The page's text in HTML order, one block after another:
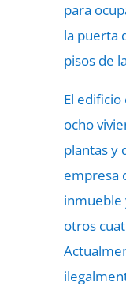
para
la puerta
pisos de
El
ocho
plantas y
empresa
inmueble
otros